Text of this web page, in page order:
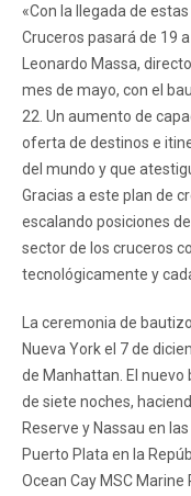
«Con la llegada de
Cruceros pasará de 19
Leonardo Massa,
mes de mayo, con el
22. Un aumento de
oferta de destinos e
del mundo y que
Gracias a este plan de
escalando posiciones
sector de los cruceros
tecnológicamente y
La ceremonia de
Nueva York el 7 de
de Manhattan. El
de siete noches,
Reserve y Nassau en
Puerto Plata en la
Ocean Cay MSC Marine